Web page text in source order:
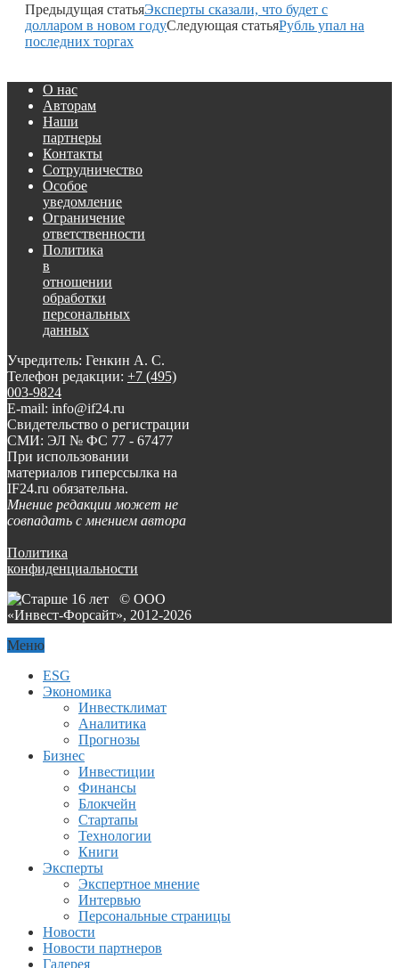
Предыдущая статьяЭксперты сказали, что будет с
долларом в новом годуСледующая статьяРубль упал на
последних торгах
О нас
Авторам
Наши
партнеры
Контакты
Сотрудничество
Особое
уведомление
Ограничение
ответственности
Политика
в
отношении
обработки
персональных
данных
Учредитель: Генкин А. С.
Телефон редакции: +7 (495)
003-9824
E-mail: info@if24.ru
Свидетельство о регистрации
СМИ: ЭЛ № ФС 77 - 67477
При использовании
материалов гиперссылка на
IF24.ru обязательна.
Мнение редакции может не
совпадать с мнением автора
Политика
конфиденциальности
© ООО
«Инвест-Форсайт», 2012-2026
Меню
ESG
Экономика
Инвестклимат
Аналитика
Прогнозы
Бизнес
Инвестиции
Финансы
Блокчейн
Стартапы
Технологии
Книги
Эксперты
Экспертное мнение
Интервью
Персональные страницы
Новости
Новости партнеров
Галерея